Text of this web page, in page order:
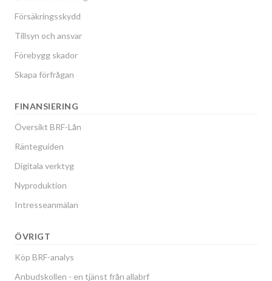
Försäkringsskydd
Tillsyn och ansvar
Förebygg skador
Skapa förfrågan
FINANSIERING
Översikt BRF-Lån
Ränteguiden
Digitala verktyg
Nyproduktion
Intresseanmälan
ÖVRIGT
Köp BRF-analys
Anbudskollen - en tjänst från allabrf